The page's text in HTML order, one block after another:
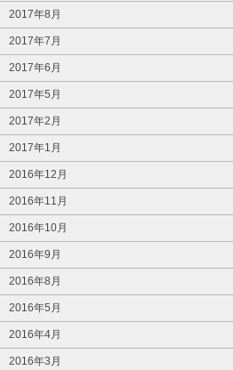
2017年8月
2017年7月
2017年6月
2017年5月
2017年2月
2017年1月
2016年12月
2016年11月
2016年10月
2016年9月
2016年8月
2016年5月
2016年4月
2016年3月